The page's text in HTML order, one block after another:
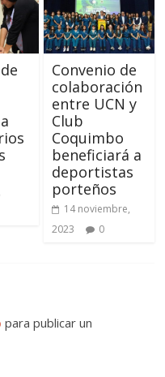
Convenio de
colaboración
entre UCN y
Club
Coquimbo
beneficiará a
deportistas
porteños
14 noviembre,
2023
0
para publicar un